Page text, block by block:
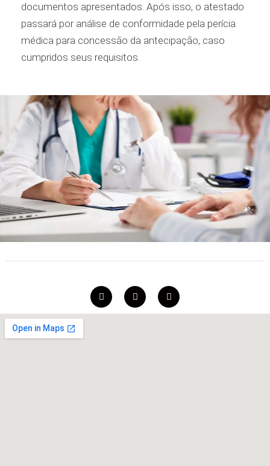
documentos apresentados. Após isso, o atestado
passará por análise de conformidade pela perícia
médica para concessão da antecipação, caso
cumpridos seus requisitos.